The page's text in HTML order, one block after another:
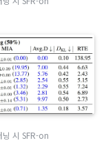
에서 일어나는
는 slow weight
어납니다. 이때 개
data에 대한